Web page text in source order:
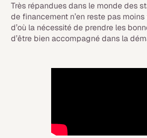
Très répandues dans le monde des
de financement n’en reste pas
d’où la nécessité de prendre les
d’être bien accompagné dans la